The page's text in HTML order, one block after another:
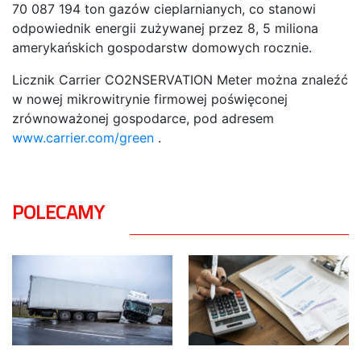
70 087 194 ton gazów cieplarnianych, co stanowi
odpowiednik energii zużywanej przez 8, 5 miliona
amerykańskich gospodarstw domowych rocznie.
Licznik Carrier CO2NSERVATION Meter można znaleźć
w nowej mikrowitrynie firmowej poświęconej
zrównoważonej gospodarce, pod adresem
www.carrier.com/green .
POLECAMY